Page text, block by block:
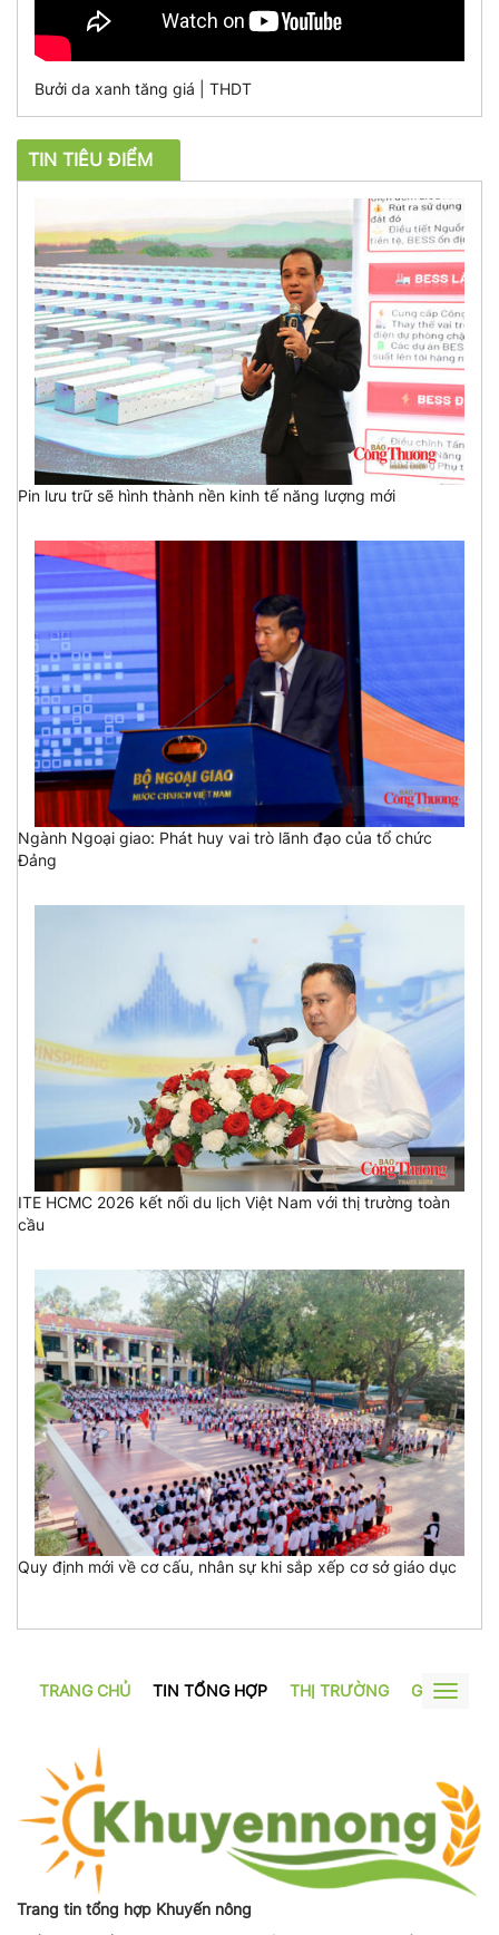
Bưởi da xanh tăng giá | THDT
TIN TIÊU ĐIỂM
Pin lưu trữ sẽ hình thành nền kinh tế năng lượng mới
Ngành Ngoại giao: Phát huy vai trò lãnh đạo của tổ chức
Đảng
ITE HCMC 2026 kết nối du lịch Việt Nam với thị trường toàn
cầu
Quy định mới về cơ cấu, nhân sự khi sắp xếp cơ sở giáo dục
TRANG CHỦ TIN TỔNG HỢP THỊ TRƯỜNG GƯƠNG
Toggle
Trang tin tổng hợp Khuyến nông